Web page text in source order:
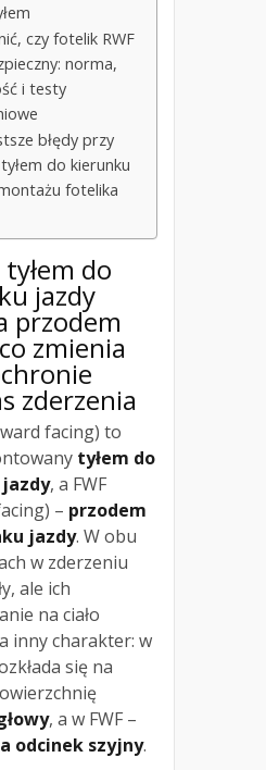
czy fotelik RWF
norma,
i testy
błędy przy
do kierunku
fotelika
do
jazdy
przodem
zmienia
zderzenia
facing) to
tyłem do
, a FWF
– przodem
jazdy. W obu
w zderzeniu
ale ich
na ciało
inny charakter: w
się na
, a w FWF –
odcinek szyjny.